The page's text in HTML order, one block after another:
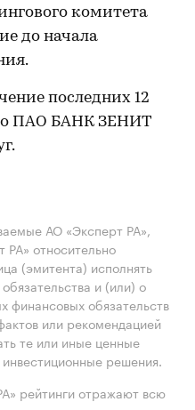
комитета
до начала
последних 12
ПАО БАНК ЗЕНИТ
АО «Эксперт РА»,
относительно
(эмитента) исполнять
и (или) о
финансовых обязательств
или рекомендацией
те или иные ценные
решения.
рейтинги отражают всю